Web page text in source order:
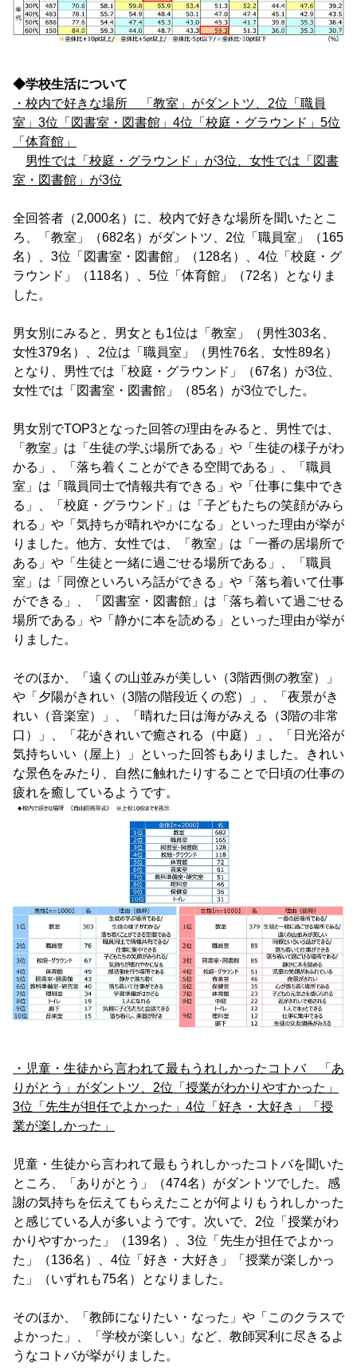
◆学校生活について
・校内で好きな場所 「教室」がダントツ、2位「職員
室」3位「図書室・図書館」4位「校庭・グラウンド」5位
「体育館」
男性では「校庭・グラウンド」が3位、女性では「図書
室・図書館」が3位
全回答者（2,000名）に、校内で好きな場所を聞いたとこ
ろ、「教室」（682名）がダントツ、2位「職員室」（165
名）、3位「図書室・図書館」（128名）、4位「校庭・グ
ラウンド」（118名）、5位「体育館」（72名）となりま
した。
男女別にみると、男女とも1位は「教室」（男性303名、
女性379名）、2位は「職員室」（男性76名、女性89名）
となり、男性では「校庭・グラウンド」（67名）が3位、
女性では「図書室・図書館」（85名）が3位でした。
男女別でTOP3となった回答の理由をみると、男性では、
「教室」は「生徒の学ぶ場所である」や「生徒の様子がわ
かる」、「落ち着くことができる空間である」、「職員
室」は「職員同士で情報共有できる」や「仕事に集中でき
る」、「校庭・グラウンド」は「子どもたちの笑顔がみら
れる」や「気持ちが晴れやかになる」といった理由が挙が
りました。他方、女性では、「教室」は「一番の居場所で
ある」や「生徒と一緒に過ごせる場所である」、「職員
室」は「同僚といろいろ話ができる」や「落ち着いて仕事
ができる」、「図書室・図書館」は「落ち着いて過ごせる
場所である」や「静かに本を読める」といった理由が挙が
りました。
そのほか、「遠くの山並みが美しい（3階西側の教室）」
や「夕陽がきれい（3階の階段近くの窓）」、「夜景がき
れい（音楽室）」、「晴れた日は海がみえる（3階の非常
口）」、「花がきれいで癒される（中庭）」、「日光浴が
気持ちいい（屋上）」といった回答もありました。きれい
な景色をみたり、自然に触れたりすることで日頃の仕事の
疲れを癒しているようです。
・児童・生徒から言われて最もうれしかったコトバ 「あ
りがとう」がダントツ、 2位「授業がわかりやすかった」
3位「先生が担任でよかった」4位「好き・大好き」「授
業が楽しかった」
児童・生徒から言われて最もうれしかったコトバを聞いた
ところ、「ありがとう」（474名）がダントツでした。感
謝の気持ちを伝えてもらえたことが何よりもうれしかった
と感じている人が多いようです。次いで、2位「授業がわ
かりやすかった」（139名）、3位「先生が担任でよかっ
た」（136名）、4位「好き・大好き」「授業が楽しかっ
た」（いずれも75名）となりました。
そのほか、「教師になりたい・なった」や「このクラスで
よかった」、「学校が楽しい」など、教師冥利に尽きるよ
うなコトバが挙がりました。